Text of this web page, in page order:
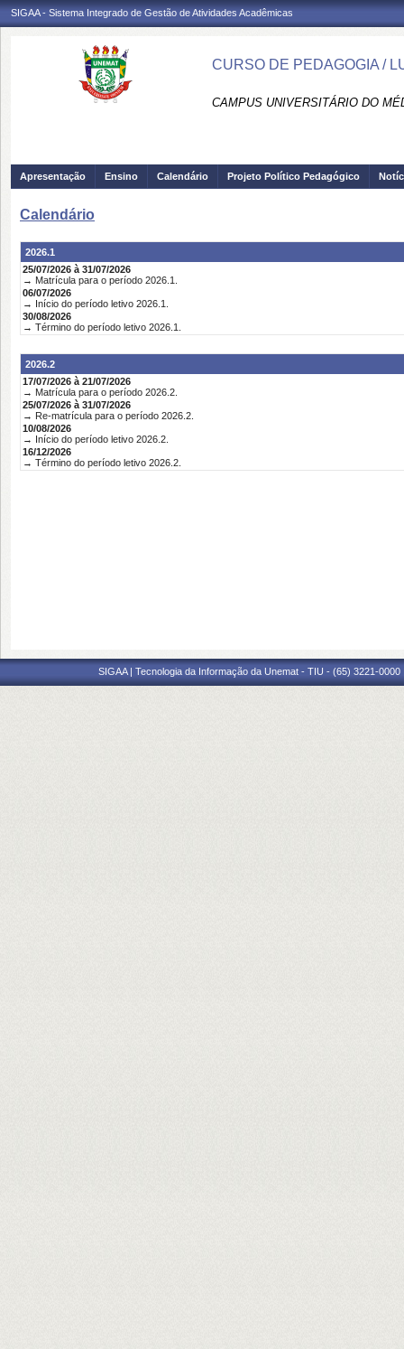
SIGAA - Sistema Integrado de Gestão de Atividades Acadêmicas
CURSO DE PEDAGOGIA /
CAMPUS UNIVERSITÁRIO DO
Apresentação Ensino Calendário Projeto Político Pedagógico
Calendário
2026.1
25/07/2026 à 31/07/2026
→ Matrícula para o período 2026.1.
06/07/2026
→ Início do período letivo 2026.1.
30/08/2026
→ Término do período letivo 2026.1.
2026.2
17/07/2026 à 21/07/2026
→ Matrícula para o período 2026.2.
25/07/2026 à 31/07/2026
→ Re-matrícula para o período 2026.2.
10/08/2026
→ Início do período letivo 2026.2.
16/12/2026
→ Término do período letivo 2026.2.
SIGAA | Tecnologia da Informação da Unemat - TIU - (65) 3221-